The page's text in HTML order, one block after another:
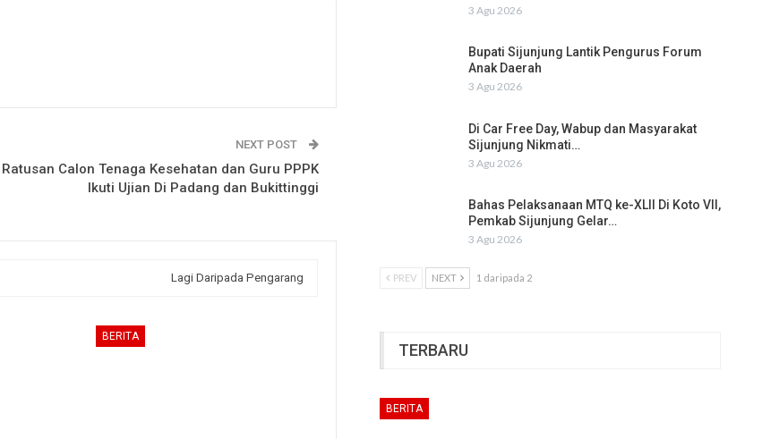
NEXT POST
Ratusan Calon Tenaga Kesehatan dan Guru PPPK
Ikuti Ujian Di Padang dan Bukittinggi
Lagi Daripada Pengarang
BERITA
3 Agu 2026
Bupati Sijunjung Lantik Pengurus Forum
Anak Daerah
3 Agu 2026
Di Car Free Day, Wabup dan Masyarakat
Sijunjung Nikmati…
3 Agu 2026
Bahas Pelaksanaan MTQ ke-XLII Di Koto VII,
Pemkab Sijunjung Gelar…
3 Agu 2026
PREV NEXT 1 daripada 2
TERBARU
BERITA